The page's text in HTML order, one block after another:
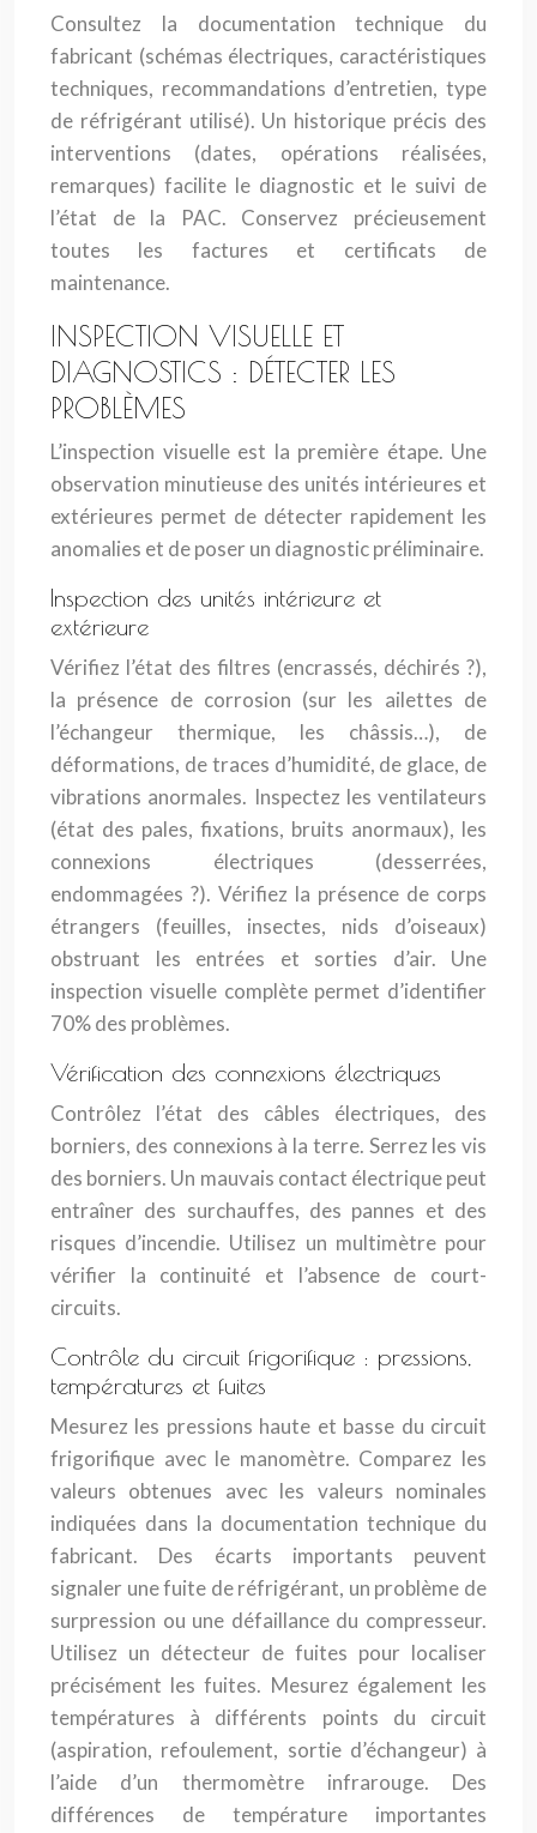
Consultez la documentation technique du
fabricant (schémas électriques, caractéristiques
techniques, recommandations d’entretien, type
de réfrigérant utilisé). Un historique précis des
interventions (dates, opérations réalisées,
remarques) facilite le diagnostic et le suivi de
l’état de la PAC. Conservez précieusement
toutes les factures et certificats de
maintenance.
INSPECTION VISUELLE ET
DIAGNOSTICS : DÉTECTER LES
PROBLÈMES
L’inspection visuelle est la première étape. Une
observation minutieuse des unités intérieures et
extérieures permet de détecter rapidement les
anomalies et de poser un diagnostic préliminaire.
Inspection des unités intérieure et
extérieure
Vérifiez l’état des filtres (encrassés, déchirés ?),
la présence de corrosion (sur les ailettes de
l’échangeur thermique, les châssis…), de
déformations, de traces d’humidité, de glace, de
vibrations anormales. Inspectez les ventilateurs
(état des pales, fixations, bruits anormaux), les
connexions électriques (desserrées,
endommagées ?). Vérifiez la présence de corps
étrangers (feuilles, insectes, nids d’oiseaux)
obstruant les entrées et sorties d’air. Une
inspection visuelle complète permet d’identifier
70% des problèmes.
Vérification des connexions électriques
Contrôlez l’état des câbles électriques, des
borniers, des connexions à la terre. Serrez les vis
des borniers. Un mauvais contact électrique peut
entraîner des surchauffes, des pannes et des
risques d’incendie. Utilisez un multimètre pour
vérifier la continuité et l’absence de court-
circuits.
Contrôle du circuit frigorifique : pressions,
températures et fuites
Mesurez les pressions haute et basse du circuit
frigorifique avec le manomètre. Comparez les
valeurs obtenues avec les valeurs nominales
indiquées dans la documentation technique du
fabricant. Des écarts importants peuvent
signaler une fuite de réfrigérant, un problème de
surpression ou une défaillance du compresseur.
Utilisez un détecteur de fuites pour localiser
précisément les fuites. Mesurez également les
températures à différents points du circuit
(aspiration, refoulement, sortie d’échangeur) à
l’aide d’un thermomètre infrarouge. Des
différences de température importantes